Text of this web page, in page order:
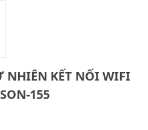
NHIÊN KẾT NỐI WIFI
155